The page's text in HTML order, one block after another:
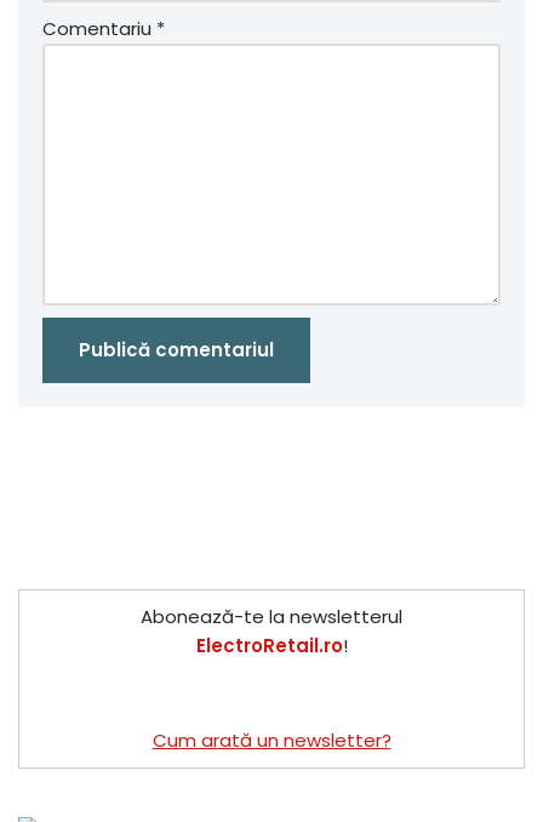
Comentariu *
Abonează-te la newsletterul
ElectroRetail.ro!
Cum arată un newsletter?